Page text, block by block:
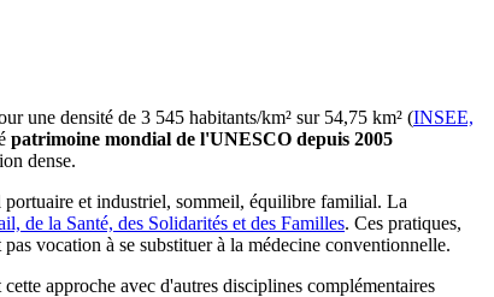
une densité de 3 545 habitants/km² sur 54,75 km² (INSEE,
patrimoine mondial de l'UNESCO depuis 2005
dense.
et industriel, sommeil, équilibre familial. La
de la Santé, des Solidarités et des Familles. Ces pratiques,
vocation à se substituer à la médecine conventionnelle.
approche avec d'autres disciplines complémentaires